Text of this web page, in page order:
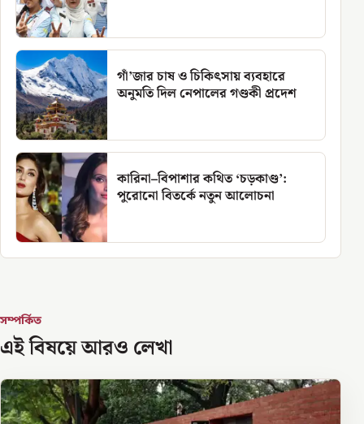
গাঁ’জার চাষ ও চিকিৎসায় ব্যবহারে
অনুমতি দিল নেপালের গণ্ডকী প্রদেশ
কারিনা–বিপাশার কথিত ‘চড়কাণ্ড’:
পুরোনো বিতর্কে নতুন আলোচনা
সম্পর্কিত
এই বিষয়ে আরও লেখা